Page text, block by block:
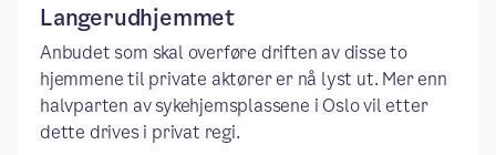
Langerudhjemmet
Anbudet som skal overføre driften av disse to
hjemmene til private aktører er nå lyst ut. Mer enn
halvparten av sykehjemsplassene i Oslo vil etter
dette drives i privat regi.